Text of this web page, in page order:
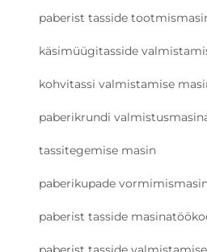
paberist tasside
käsimüügitasside
kohvitassi valmistamise
paberikrundi
tassitegemise masin
paberikupade
paberist tasside